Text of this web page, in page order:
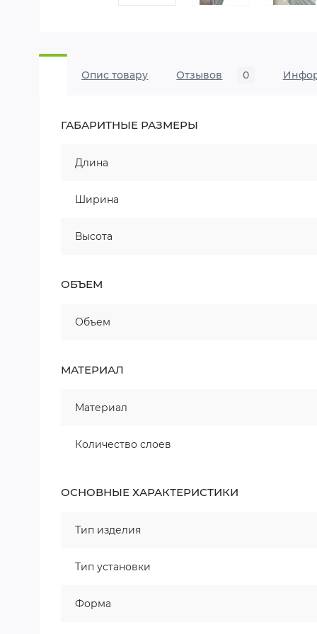
Опис товару Отзывов 0
ГАБАРИТНЫЕ РАЗМЕРЫ
Длина
Ширина
Высота
ОБЪЕМ
Объем
МАТЕРИАЛ
Материал
Количество слоев
ОСНОВНЫЕ ХАРАКТЕРИСТИКИ
Тип изделия
Тип установки
Форма